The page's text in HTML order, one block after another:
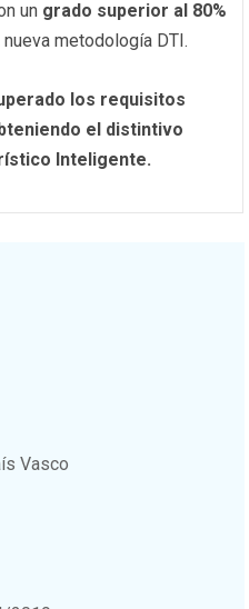
un grado superior al 80%
metodología DTI.
los requisitos
el distintivo
Inteligente.
Vasco